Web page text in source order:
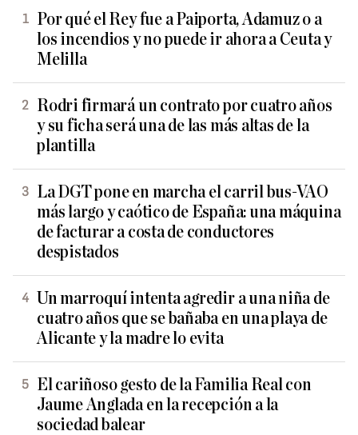
Por qué el Rey fue a Paiporta, Adamuz o a
los incendios y no puede ir ahora a Ceuta y
Melilla
Rodri firmará un contrato por cuatro años
y su ficha será una de las más altas de la
plantilla
La DGT pone en marcha el carril bus-VAO
más largo y caótico de España: una máquina
de facturar a costa de conductores
despistados
Un marroquí intenta agredir a una niña de
cuatro años que se bañaba en una playa de
Alicante y la madre lo evita
El cariñoso gesto de la Familia Real con
Jaume Anglada en la recepción a la
sociedad balear